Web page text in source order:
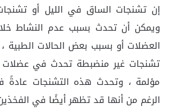
إن تشنجات الساق في الليل أو
ويمكن أن تحدث بسبب عدم النشاط
العضلات أو بسبب بعض الحالات
تشنجات غير منضبطة تحدث في عضلات
مؤلمة ، وتحدث هذه التشنجات
الرغم من أنها قد تظهر أيضًا في